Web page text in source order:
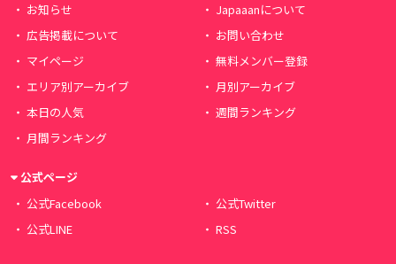
お知らせ
Japaaanについて
広告掲載について
お問い合わせ
マイページ
無料メンバー登録
エリア別アーカイブ
月別アーカイブ
本日の人気
週間ランキング
月間ランキング
公式ページ
公式Facebook
公式Twitter
公式LINE
RSS